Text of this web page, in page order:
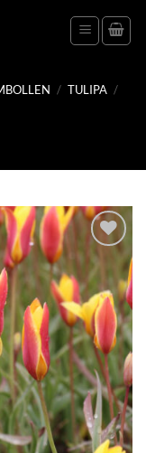
/ TULIPA /
Toevoegen
aan
verlanglijst